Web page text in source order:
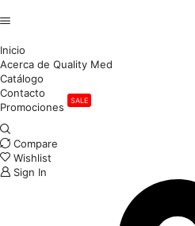
Inicio
Acerca de Quality Med
Catálogo
Contacto
Promociones
SALE
Compare
Wishlist
Sign In